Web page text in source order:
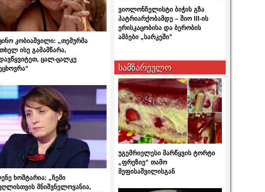
კობიაშვილი: „თემურმა
ისე გამამწარა,
ცალ-ცალკე
ხოშტარია: „ჩემი
მნიშვნელოვანია,
ვიოლონჩელისტი ბიჭის გზა
პატრიარქობამდე – შიო III-ის
ერისკაცობისა და ბერობის
ამბები „სარკეში”
სამზარეულო
უგემრიელესი მარწყვის ტორტი
„ფრეზიე“ თამო
მეფისაშვილისგან